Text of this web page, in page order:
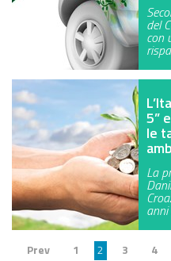
del
con
5”
le
La
Prev 1 2 3 4